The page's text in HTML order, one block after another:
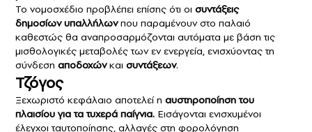
Το νομοσχέδιο προβλέπει επίσης ότι οι συντάξεις
δημοσίων υπαλλήλωνπου παραμένουν στο παλαιό
καθεστώς θα αναπροσαρμόζονται αυτόματα με βάση τις
μισθολογικές μεταβολές των εν ενεργεία, ενισχύοντας τη
σύνδεση αποδοχώνκαι συντάξεων.
Τζόγος
Ξεχωριστό κεφάλαιο αποτελεί η αυστηροποίηση του
πλαισίου για τα τυχερά παίγνια. Εισάγονται ενισχυμένοι
έλεγχοι ταυτοποίησης, αλλαγές στη φορολόγηση